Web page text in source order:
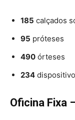
185 calçados
95 próteses
490 órteses
234
Oficina Fixa